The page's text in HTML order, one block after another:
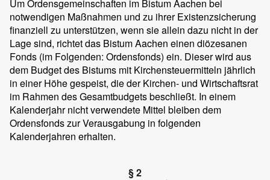
Um Ordensgemeinschaften im Bistum Aachen bei
notwendigen Maßnahmen und zu ihrer Existenzsicherung
finanziell zu unterstützen, wenn sie allein dazu nicht in der
Lage sind, richtet das Bistum Aachen einen diözesanen
Fonds (im Folgenden: Ordensfonds) ein. Dieser wird aus
dem Budget des Bistums mit Kirchensteuermitteln jährlich
in einer Höhe gespeist, die der Kirchen- und Wirtschaftsrat
im Rahmen des Gesamtbudgets beschließt. In einem
Kalenderjahr nicht verwendete Mittel bleiben dem
Ordensfonds zur Verausgabung in folgenden
Kalenderjahren erhalten.
§ 2